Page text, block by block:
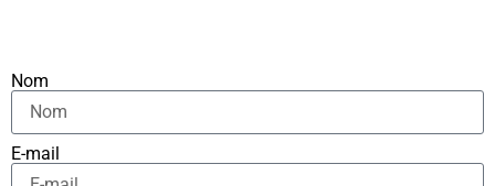
Nom
E-mail